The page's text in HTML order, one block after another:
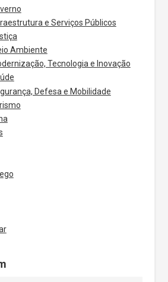
e Serviços Públicos
Ambiente
Tecnologia e Inovação
Defesa e Mobilidade